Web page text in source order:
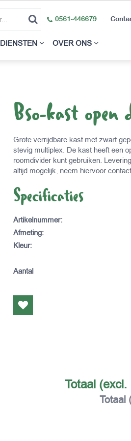
0561-446679
DIENSTEN OVER ONS
Bso-kast open
Grote verrijdbare kast met zwart
stevig multiplex. De kast heeft een
roomdivider kunt gebruiken.
altijd mogelijk, neem hiervoor
Specificaties
Artikelnummer:
Afmeting:
Kleur:
Aantal
Totaal
Totaal